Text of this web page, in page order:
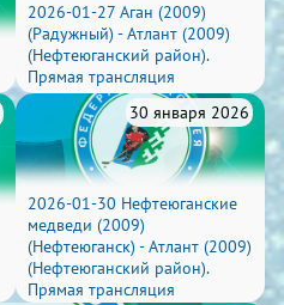
2026-01-27 Аган (2009)
(Радужный) - Атлант (2009)
(Нефтеюганский район).
Прямая трансляция
30 января 2026
2026-01-30 Нефтеюганские
медведи (2009)
(Нефтеюганск) - Атлант (2009)
(Нефтеюганский район).
Прямая трансляция